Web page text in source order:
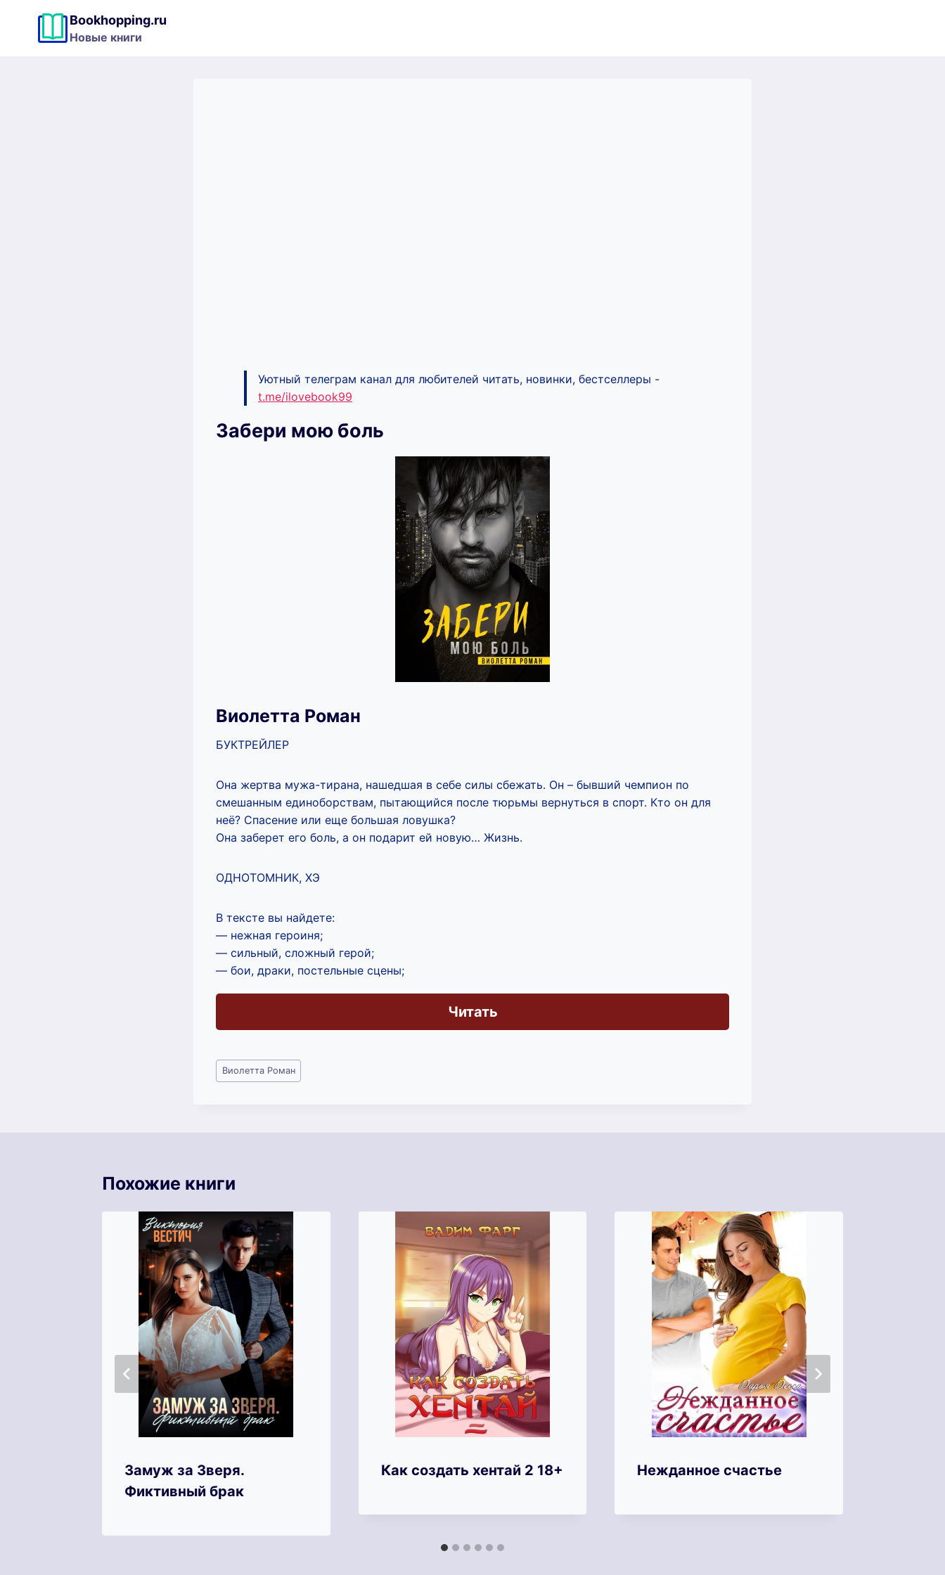
содержимому
Bookhopping.ru
Новые книги
Уютный телеграм канал для любителей читать, новинки, бестселлеры -
t.me/ilovebook99
Забери мою боль
Виолетта Роман
БУКТРЕЙЛЕР
Она жертва мужа-тирана, нашедшая в себе силы сбежать. Он – бывший чемпион по
смешанным единоборствам, пытающийся после тюрьмы вернуться в спорт. Кто он для
неё? Спасение или еще большая ловушка?
Она заберет его боль, а он подарит ей новую… Жизнь.
ОДНОТОМНИК, ХЭ
В тексте вы найдете:
— нежная героиня;
— сильный, сложный герой;
— бои, драки, постельные сцены;
Читать
Метки
записи:
Виолетта Роман
Похожие книги
Замуж за Зверя.
Фиктивный брак
Как создать хентай 2 18+ Нежданное счастье